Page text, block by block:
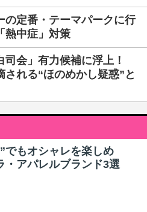
の定番・テーマパークに行
熱中症」対策
会」有力候補に浮上！
される“ほのめかし疑惑”と
でもオシャレを楽しめ
・アパレルブランド3選